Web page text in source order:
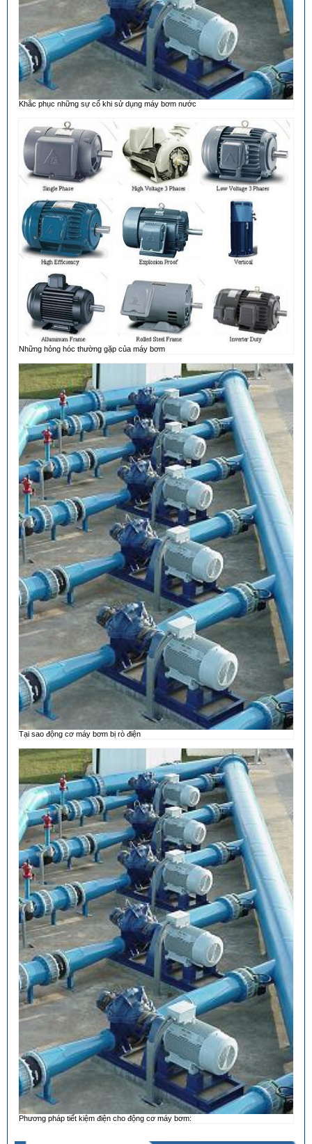
Khắc phục những sự cố khi sử dụng máy bơm nước
Những hỏng hóc thường gặp của máy bơm
Tại sao động cơ máy bơm bị rò điện
Phương pháp tiết kiệm điện cho động cơ máy bơm: